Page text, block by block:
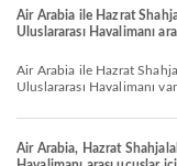
Air Arabia ile Hazrat
Uluslararası Havalimanı
Air Arabia ile Hazrat Shahjalal Uluslararası Havalimanı çıkışlı Sharjah
Uluslararası Havalimanı
Air Arabia, Hazrat